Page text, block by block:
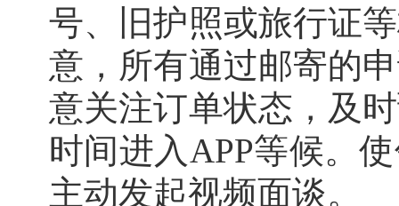
号、旧护照或旅行证
意，所有通过邮寄的
意关注订单状态，及
时间进入APP等候。
主动发起视频面谈。